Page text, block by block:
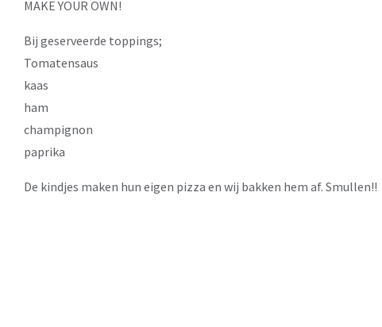
MAKE YOUR OWN!
Bij geserveerde toppings;
Tomatensaus
kaas
ham
champignon
paprika
De kindjes maken hun eigen pizza en wij bakken hem af. Smullen!!